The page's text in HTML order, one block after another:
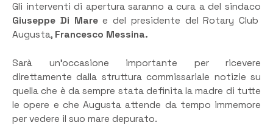
Gli interventi di apertura saranno a cura a del sindaco
Giuseppe Di Maree del presidente del Rotary Club
Augusta, Francesco Messina.
Sarà un’occasione importante per ricevere
direttamente dalla struttura commissariale notizie su
quella che è da sempre stata definita la madre di tutte
le opere e che Augusta attende da tempo immemore
per vedere il suo mare depurato.